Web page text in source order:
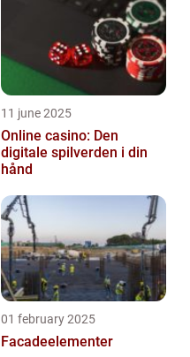
11 june 2025
Online casino: Den
digitale spilverden i din
hånd
01 february 2025
Facadeelementer